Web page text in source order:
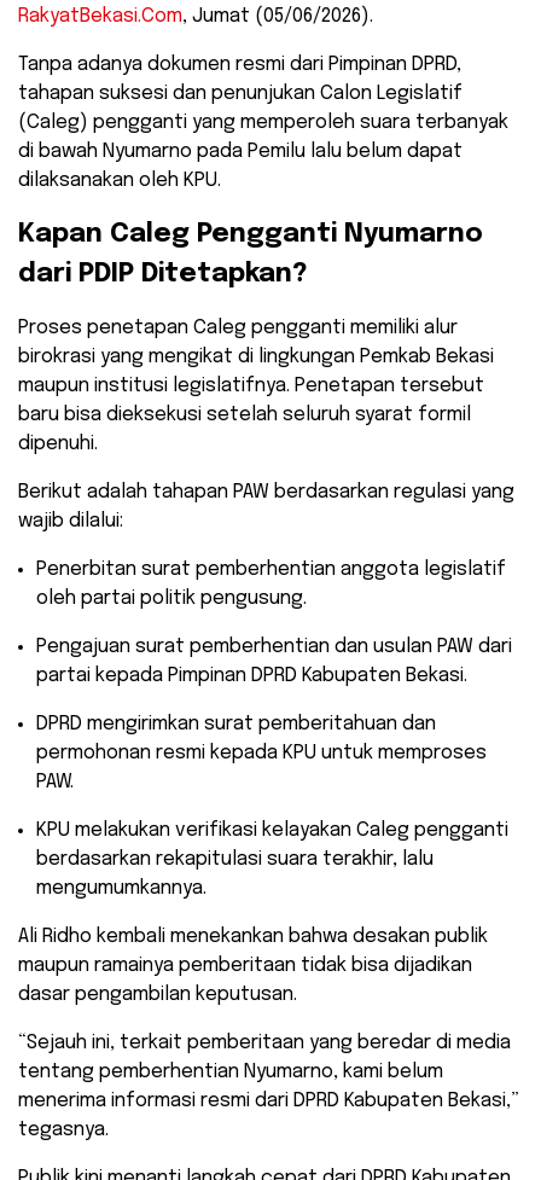
RakyatBekasi.Com, Jumat (05/06/2026).
​Tanpa adanya dokumen resmi dari Pimpinan DPRD,
tahapan suksesi dan penunjukan Calon Legislatif
(Caleg) pengganti yang memperoleh suara terbanyak
di bawah Nyumarno pada Pemilu lalu belum dapat
dilaksanakan oleh KPU.
​Kapan Caleg Pengganti Nyumarno
dari PDIP Ditetapkan?
​Proses penetapan Caleg pengganti memiliki alur
birokrasi yang mengikat di lingkungan Pemkab Bekasi
maupun institusi legislatifnya. Penetapan tersebut
baru bisa dieksekusi setelah seluruh syarat formil
dipenuhi.
​Berikut adalah tahapan PAW berdasarkan regulasi yang
wajib dilalui:
​Penerbitan surat pemberhentian anggota legislatif
oleh partai politik pengusung.
​Pengajuan surat pemberhentian dan usulan PAW dari
partai kepada Pimpinan DPRD Kabupaten Bekasi.
​DPRD mengirimkan surat pemberitahuan dan
permohonan resmi kepada KPU untuk memproses
PAW.
​KPU melakukan verifikasi kelayakan Caleg pengganti
berdasarkan rekapitulasi suara terakhir, lalu
mengumumkannya.
​Ali Ridho kembali menekankan bahwa desakan publik
maupun ramainya pemberitaan tidak bisa dijadikan
dasar pengambilan keputusan.
“Sejauh ini, terkait pemberitaan yang beredar di media
tentang pemberhentian Nyumarno, kami belum
menerima informasi resmi dari DPRD Kabupaten Bekasi,”
tegasnya.